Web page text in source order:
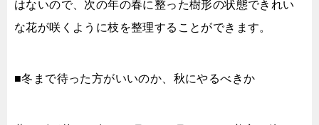
はないので、次の年の春に整った樹形の状態できれい
な花が咲くように枝を整理することができます。
■冬まで待った方がいいのか、秋にやるべきか